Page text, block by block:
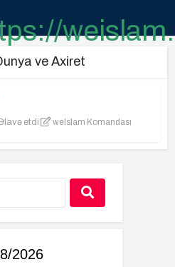
ve Axiret
etdi
weIslam Komandası
2026